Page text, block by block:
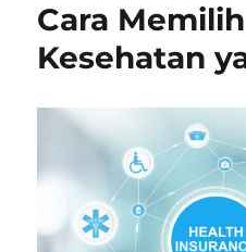
Cara
Kesehatan